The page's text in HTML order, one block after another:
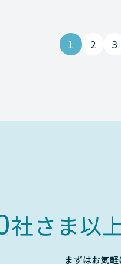
1 2 3
社さま以
まずはお気軽